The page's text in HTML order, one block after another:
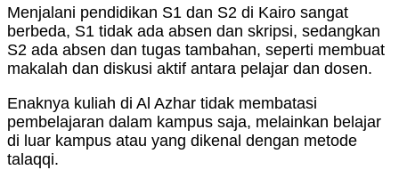
Menjalani pendidikan S1 dan S2 di Kairo sangat
berbeda, S1 tidak ada absen dan skripsi, sedangkan
S2 ada absen dan tugas tambahan, seperti membuat
makalah dan diskusi aktif antara pelajar dan dosen.
Enaknya kuliah di Al Azhar tidak membatasi
pembelajaran dalam kampus saja, melainkan belajar
di luar kampus atau yang dikenal dengan metode
talaqqi.